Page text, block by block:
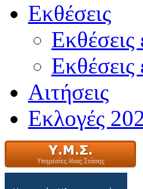
Εκθέσεις
Εκθέσεις
Εκθέσεις
Αιτήσεις
Εκλογές